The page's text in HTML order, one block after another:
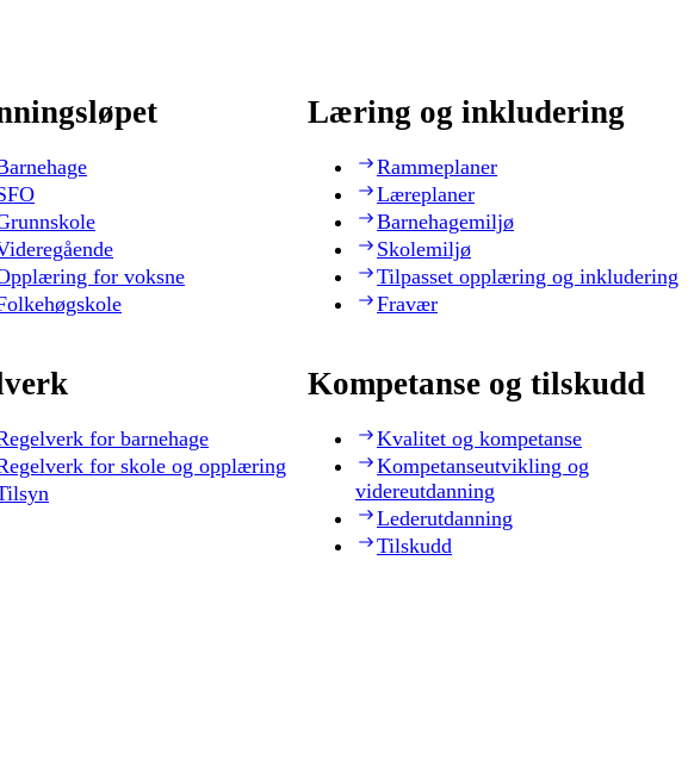
for voksne
Læring og inkludering
Rammeplaner
Læreplaner
Barnehagemiljø
Skolemiljø
Tilpasset opplæring og inkludering
Fravær
for barnehage
for skole og opplæring
Kompetanse og tilskudd
Kvalitet og kompetanse
Kompetanseutvikling og
videreutdanning
Lederutdanning
Tilskudd